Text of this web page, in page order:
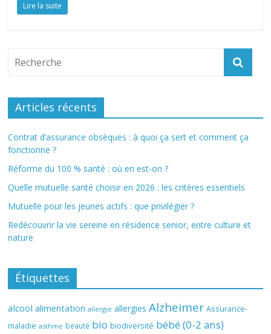
Lire la suite
Articles récents
Contrat d’assurance obsèques : à quoi ça sert et comment ça
fonctionne ?
Réforme du 100 % santé : où en est-on ?
Quelle mutuelle santé choisir en 2026 : les critères essentiels
Mutuelle pour les jeunes actifs : que privilégier ?
Redécouvrir la vie sereine en résidence senior, entre culture et
nature
Étiquettes
alcool alimentation allergie allergies Alzheimer Assurance-
maladie asthme beauté bio biodiversité bébé (0-2 ans)